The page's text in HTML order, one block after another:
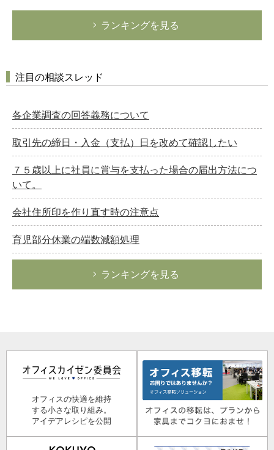
ランキングを見る
注目の相談スレッド
各企業調査の回答義務について
取引先の締日・入金（支払）日を改めて確認したい
７５歳以上に社員に賞与を支払った場合の届出方法につ
いて。
会社住所印を作り直す時の注意点
育児部分休業の端数減額処理
ランキングを見る
オフィスの快適を維持
する小さな取り組み。
アイデアレシピを公開